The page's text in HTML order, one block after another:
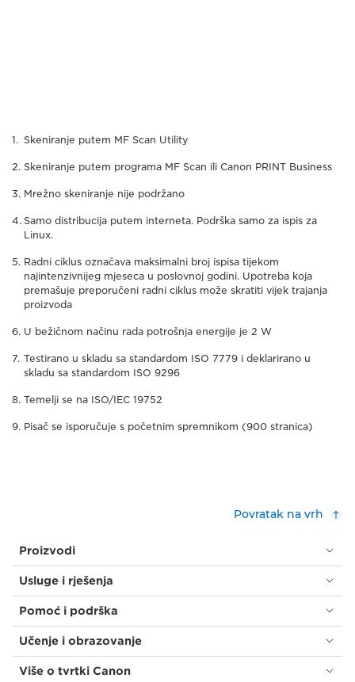
Skeniranje putem MF Scan Utility
Skeniranje putem programa MF Scan ili Canon PRINT Business
Mrežno skeniranje nije podržano
Samo distribucija putem interneta. Podrška samo za ispis za
Linux.
Radni ciklus označava maksimalni broj ispisa tijekom
najintenzivnijeg mjeseca u poslovnoj godini. Upotreba koja
premašuje preporučeni radni ciklus može skratiti vijek trajanja
proizvoda
U bežičnom načinu rada potrošnja energije je 2 W
Testirano u skladu sa standardom ISO 7779 i deklarirano u
skladu sa standardom ISO 9296
Temelji se na ISO/IEC 19752
Pisač se isporučuje s početnim spremnikom (900 stranica)
Povratak na vrh
Proizvodi
Usluge i rješenja
Pomoć i podrška
Učenje i obrazovanje
Više o tvrtki Canon